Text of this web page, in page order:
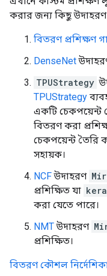
করার জন্য কিছু উদাহরণ
বিতরণ প্রশিক্ষণ
DenseNet
TPUStrategy
TPUStrategy
একটি চেকপয়েন্ট
বিতরণ করা
চেকপয়েন্ট তৈরি
সহায়ক।
NCFউদাহরণ
প্রশিক্ষিত যা
করা যেতে পারে।
NMTউদাহরণ
প্রশিক্ষিত।
বিতরণ কৌশল